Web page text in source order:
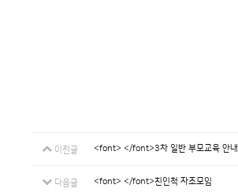
이전글 <font> </font>3차 일반 부모교육 안내
다음글 <font> </font>친인척 자조모임